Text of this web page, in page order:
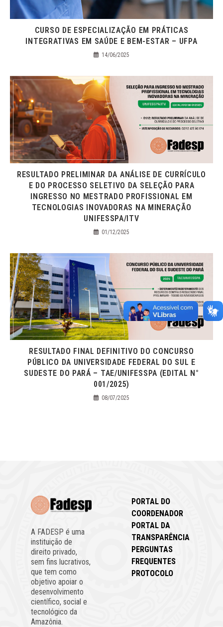
CURSO DE ESPECIALIZAÇÃO EM PRÁTICAS
INTEGRATIVAS EM SAÚDE E BEM-ESTAR – UFPA
14/06/2025
RESULTADO PRELIMINAR DA ANÁLISE DE CURRÍCULO
E DO PROCESSO SELETIVO DA SELEÇÃO PARA
INGRESSO NO MESTRADO PROFISSIONAL EM
TECNOLOGIAS INOVADORAS NA MINERAÇÃO
UNIFESSPA/ITV
01/12/2025
RESULTADO FINAL DEFINITIVO DO CONCURSO
PÚBLICO DA UNIVERSIDADE FEDERAL DO SUL E
SUDESTE DO PARÁ – TAE/UNIFESSPA (EDITAL N°
001/2025)
08/07/2025
A FADESP é uma
instituição de
direito privado,
sem fins lucrativos,
que tem como
objetivo apoiar o
desenvolvimento
científico, social e
tecnológico da
Amazônia.
PORTAL DO
COORDENADOR
PORTAL DA
TRANSPARÊNCIA
PERGUNTAS
FREQUENTES
PROTOCOLO